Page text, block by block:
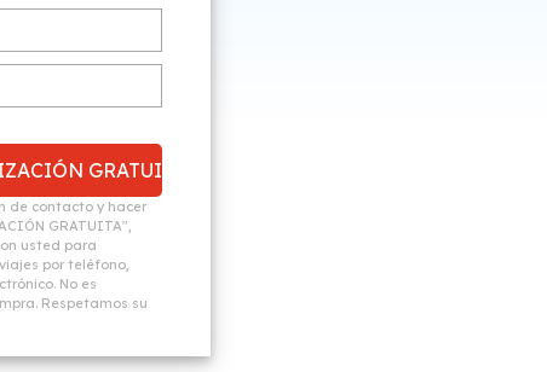
de contacto y hacer
GRATUITA",
usted para
por teléfono,
No es
Respetamos su